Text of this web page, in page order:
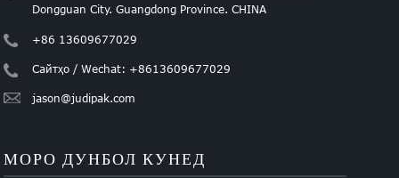
Dongguan City. Guangdong Province. CHINA
+86 13609677029
Сайтҳо / Wechat: +8613609677029
jason@judipak.com
МОРО ДУНБОЛ КУНЕД